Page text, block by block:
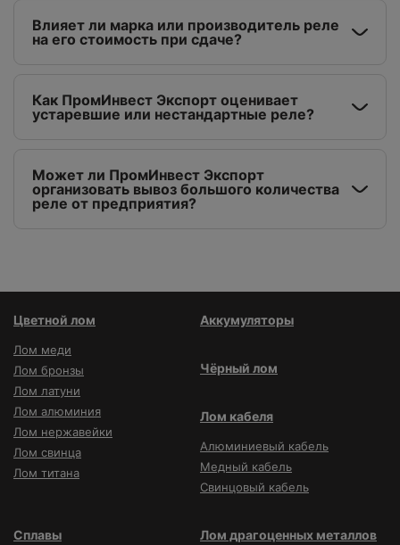
Влияет ли марка или производитель реле
на его стоимость при сдаче?
Как ПромИнвест Экспорт оценивает
устаревшие или нестандартные реле?
Может ли ПромИнвест Экспорт
организовать вывоз большого количества
реле от предприятия?
Цветной лом
Лом меди
Лом бронзы
Лом латуни
Лом алюминия
Лом нержавейки
Лом свинца
Лом титана
Аккумуляторы
Чёрный лом
Лом кабеля
Алюминиевый кабель
Медный кабель
Свинцовый кабель
Сплавы Лом драгоценных металлов